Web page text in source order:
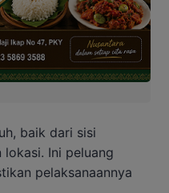
baik dari sisi
Ini peluang
pelaksanaannya